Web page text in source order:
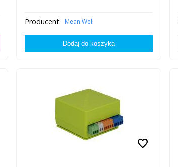
Producent: Mean Well
favorite